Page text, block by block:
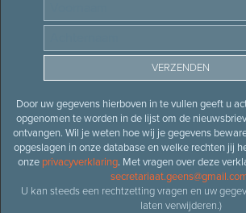
Door uw gegevens hierboven in te vullen geeft u
opgenomen te worden in de lijst om de
ontvangen. Wil je weten hoe wij je gegevens
opgeslagen in onze database en welke rechten jij
onze privacyverklaring. Met vragen over deze
U kan steeds een rechtzetting vragen en uw
laten verwijderen.)